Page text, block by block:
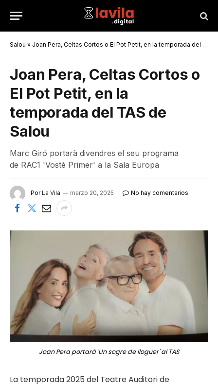
Salou » Joan Pera, Celtas Cortos o El Pot Petit, en la temporada del TAS de Salou
Joan Pera, Celtas Cortos o
El Pot Petit, en la
temporada del TAS de
Salou
Marc Giró portarà divendres el seu programa
de RAC1 'Vostè Primer' a la Sala Europa
Por La Vila marzo 20, 2025 No hay comentarios
Joan Pera portará 'Un sogre de lloguer' al TAS
La temporada 2025 del Teatre Auditori de